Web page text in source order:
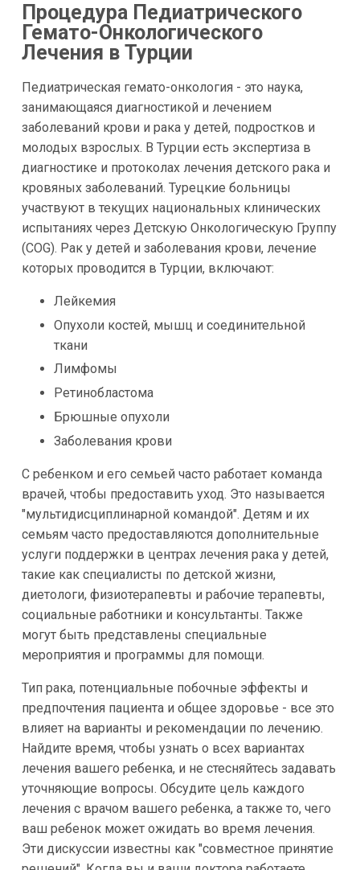
Процедура Педиатрического
Гемато-Онкологического
Лечения в Турции
Педиатрическая гемато-онкология - это наука,
занимающаяся диагностикой и лечением
заболеваний крови и рака у детей, подростков и
молодых взрослых. В Турции есть экспертиза в
диагностике и протоколах лечения детского рака и
кровяных заболеваний. Турецкие больницы
участвуют в текущих национальных клинических
испытаниях через Детскую Онкологическую Группу
(COG). Рак у детей и заболевания крови, лечение
которых проводится в Турции, включают:
Лейкемия
Опухоли костей, мышц и соединительной
ткани
Лимфомы
Ретинобластома
Брюшные опухоли
Заболевания крови
С ребенком и его семьей часто работает команда
врачей, чтобы предоставить уход. Это называется
"мультидисциплинарной командой". Детям и их
семьям часто предоставляются дополнительные
услуги поддержки в центрах лечения рака у детей,
такие как специалисты по детской жизни,
диетологи, физиотерапевты и рабочие терапевты,
социальные работники и консультанты. Также
могут быть представлены специальные
мероприятия и программы для помощи.
Тип рака, потенциальные побочные эффекты и
предпочтения пациента и общее здоровье - все это
влияет на варианты и рекомендации по лечению.
Найдите время, чтобы узнать о всех вариантах
лечения вашего ребенка, и не стесняйтесь задавать
уточняющие вопросы. Обсудите цель каждого
лечения с врачом вашего ребенка, а также то, чего
ваш ребенок может ожидать во время лечения.
Эти дискуссии известны как "совместное принятие